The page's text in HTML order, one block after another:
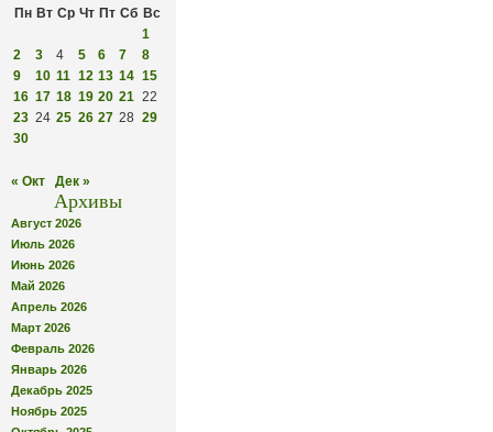
Пн Вт Ср Чт Пт Сб Вс
1
2
3 4 5 6 7
8
9
10 11 12 13 14 15
16 17 18 19 20 21 22
23 24 25 26 27 28 29
30
« Окт Дек »
Архивы
Август 2026
Июль 2026
Июнь 2026
Май 2026
Апрель 2026
Март 2026
Февраль 2026
Январь 2026
Декабрь 2025
Ноябрь 2025